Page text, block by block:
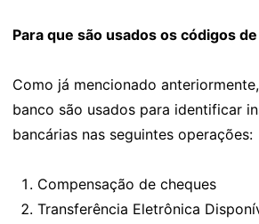
Para que são usados os códigos
Como já mencionado
banco são usados para identificar
bancárias nas seguintes operações:
Compensação de cheques
Transferência Eletrônica